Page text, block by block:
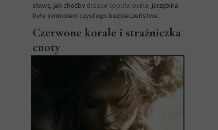
sławą, jak choćby drżąca topola osika, jarzębina
była symbolem czystego bezpieczeństwa.
Czerwone korale i strażniczka
cnoty